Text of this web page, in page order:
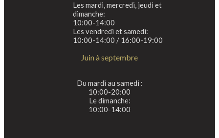
Les mardi, mercredi, jeudi et
dimanche:
10:00-14:00
Les vendredi et samedi:
10:00-14:00 / 16:00-19:00
Juin à septembre
Du mardi au samedi :
10:00-20:00
Le dimanche:
10:00-14:00